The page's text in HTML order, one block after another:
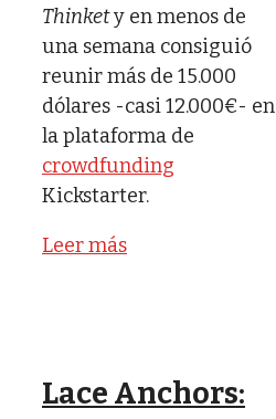
Thinkety en menos de
una semana consiguió
reunir más de 15.000
dólares -casi 12.000€- en
la plataforma de
crowdfunding
Kickstarter.
Leer más
Lace Anchors: